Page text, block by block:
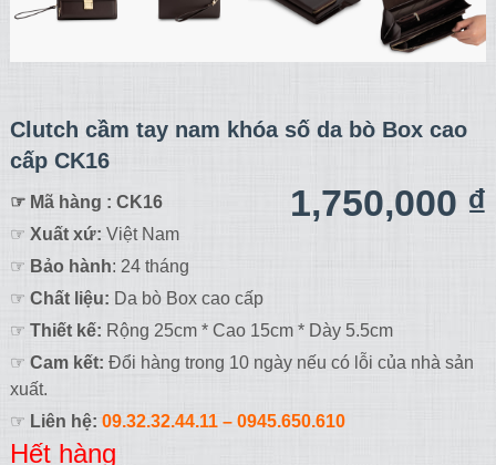
Clutch cầm tay nam khóa số da bò Box cao
cấp CK16
1,750,000 ₫
☞ Mã hàng : CK16
☞ Xuất xứ: Việt Nam
☞ Bảo hành: 24 tháng
☞ Chất liệu: Da bò Box cao cấp
☞ Thiết kế: Rộng 25cm * Cao 15cm * Dày 5.5cm
☞ Cam kết: Đổi hàng trong 10 ngày nếu có lỗi của nhà sản
xuất.
☞ Liên hệ: 09.32.32.44.11– 0945.650.610
Hết hàng